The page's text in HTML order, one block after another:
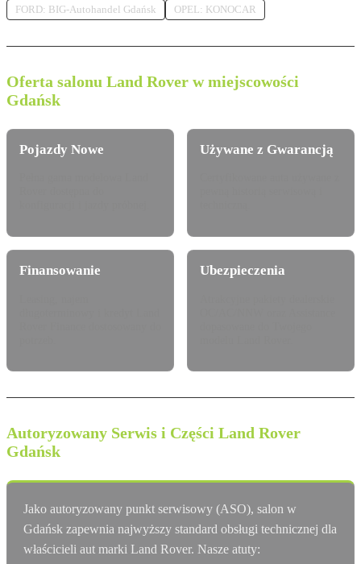
FORD: BIG-Autohandel Gdańsk OPEL: KONOCAR
Oferta salonu Land Rover w miejscowości
Gdańsk
Pojazdy Nowe Używane z Gwarancją
Finansowanie Ubezpieczenia
Autoryzowany Serwis i Części Land Rover
Gdańsk
Jako autoryzowany punkt serwisowy (ASO), salon w
Gdańsk zapewnia najwyższy standard obsługi technicznej dla
właścicieli aut marki Land Rover. Nasze atuty: